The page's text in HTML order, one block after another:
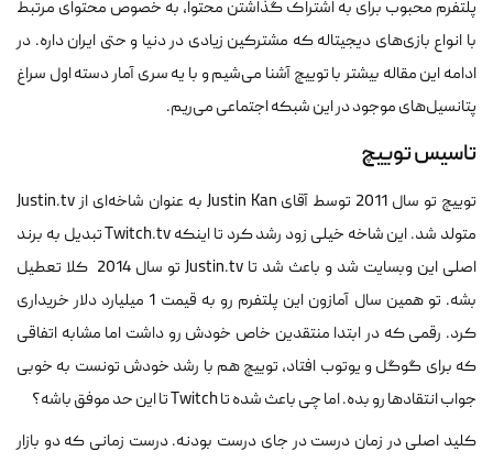
پلتفرم محبوب برای به اشتراک گذاشتن محتوا، به خصوص محتوای مرتبط
با انواع بازی‌های دیجیتاله که مشترکین زیادی در دنیا و حتی ایران داره. در
ادامه این مقاله بیشتر با توییچ آشنا می‌شیم و با یه سری آمار دسته اول سراغ
پتانسیل‌های موجود در این شبکه اجتماعی می‌ریم.
تاسیس توییچ
توییچ تو سال 2011 توسط آقای Justin Kan به عنوان شاخه‌ای از Justin.tv
متولد شد. این شاخه خیلی زود رشد کرد تا اینکه Twitch.tv تبدیل به برند
اصلی این وبسایت شد و باعث شد تا Justin.tv تو سال 2014 کلا تعطیل
بشه. تو همین سال آمازون این پلتفرم رو به قیمت 1 میلیارد دلار خریداری
کرد. رقمی که در ابتدا منتقدین خاص خودش رو داشت اما مشابه اتفاقی
که برای گوگل و یوتوب افتاد، توییچ هم با رشد خودش تونست به خوبی
جواب انتقادها رو بده. اما چی باعث شده تا Twitch تا این حد موفق باشه؟
کلید اصلی در زمان درست در جای درست بودنه. درست زمانی که دو بازار